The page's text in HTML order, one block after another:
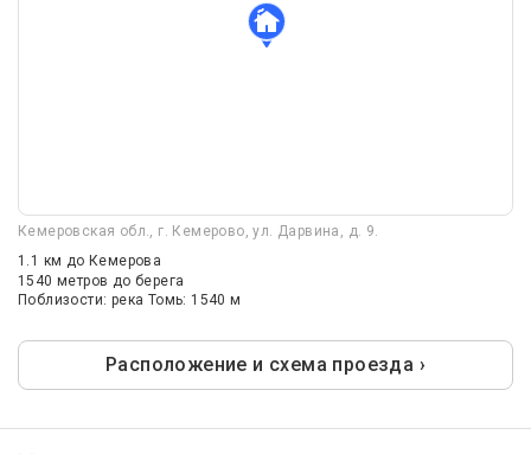
Кемеровская обл., г. Кемерово, ул. Дарвина, д. 9.
1.1 км до Кемерова
1540 метров до берега
Поблизости: река Томь: 1540 м
Расположение и схема проезда ›